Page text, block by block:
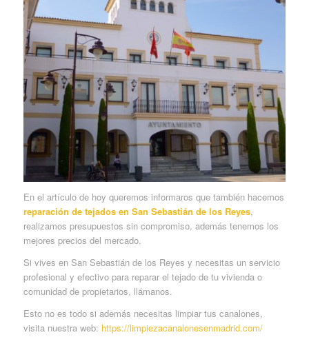
En el artículo de hoy queremos informaros que también hacemos
reparación de tejados en San Sebastián de los Reyes,
realizamos presupuestos sin compromiso, además tenemos los
mejores precios del mercado.
Si vives en San Sebastián de los Reyes y necesitas un servicio
profesional y efectivo para reparar el tejado de tu vivienda o
comunidad de propietarios, llámanos.
Esto no es todo si además necesitas limpiar tus canalones,
visita nuestra web: https://limpiezacanalonesenmadrid.com/